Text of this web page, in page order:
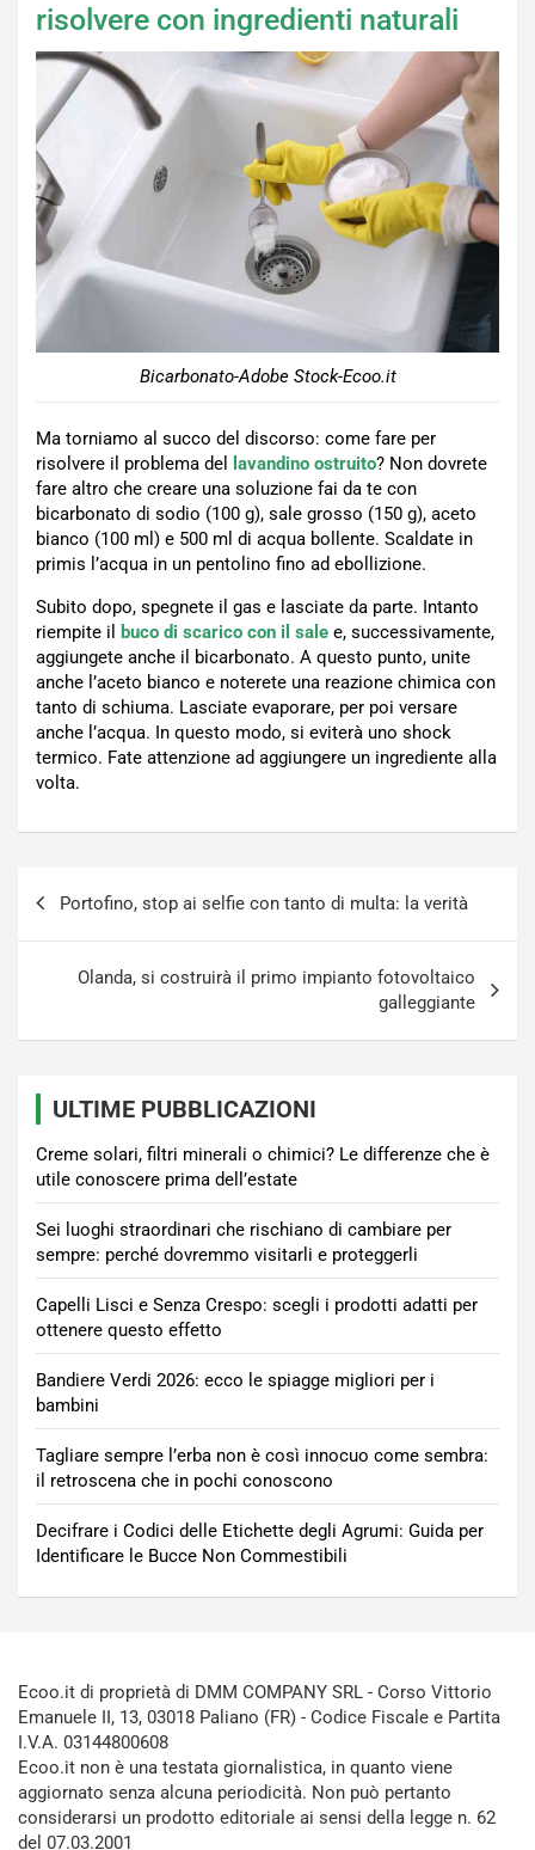
risolvere con ingredienti naturali
Bicarbonato-Adobe Stock-Ecoo.it
Ma torniamo al succo del discorso: come fare per
risolvere il problema del
lavandino ostruito? Non dovrete
fare altro che creare una soluzione fai da te con
bicarbonato di sodio (100 g), sale grosso (150 g), aceto
bianco (100 ml) e 500 ml di acqua bollente. Scaldate in
primis l’acqua in un pentolino fino ad ebollizione.
Subito dopo, spegnete il gas e lasciate da parte. Intanto
riempite il
buco di scarico con il sale e, successivamente,
aggiungete anche il bicarbonato. A questo punto, unite
anche l’aceto bianco e noterete una reazione chimica con
tanto di schiuma. Lasciate evaporare, per poi versare
anche l’acqua. In questo modo, si eviterà uno shock
termico. Fate attenzione ad aggiungere un ingrediente alla
volta.
Portofino, stop ai selfie con tanto di multa: la verità
Olanda, si costruirà il primo impianto fotovoltaico
galleggiante
ULTIME PUBBLICAZIONI
Creme solari, filtri minerali o chimici? Le differenze che è
utile conoscere prima dell’estate
Sei luoghi straordinari che rischiano di cambiare per
sempre: perché dovremmo visitarli e proteggerli
Capelli Lisci e Senza Crespo: scegli i prodotti adatti per
ottenere questo effetto
Bandiere Verdi 2026: ecco le spiagge migliori per i
bambini
Tagliare sempre l’erba non è così innocuo come sembra:
il retroscena che in pochi conoscono
Decifrare i Codici delle Etichette degli Agrumi: Guida per
Identificare le Bucce Non Commestibili
Ecoo.it di proprietà di DMM COMPANY SRL - Corso Vittorio
Emanuele II, 13, 03018 Paliano (FR) - Codice Fiscale e Partita
I.V.A. 03144800608
Ecoo.it non è una testata giornalistica, in quanto viene
aggiornato senza alcuna periodicità. Non può pertanto
considerarsi un prodotto editoriale ai sensi della legge n. 62
del 07.03.2001